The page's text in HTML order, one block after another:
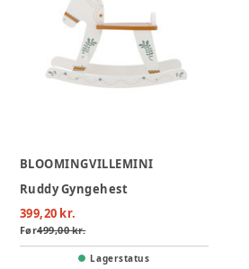
BLOOMINGVILLEMINI
Ruddy Gyngehest
399,20 kr.
Før499,00 kr.
Lagerstatus